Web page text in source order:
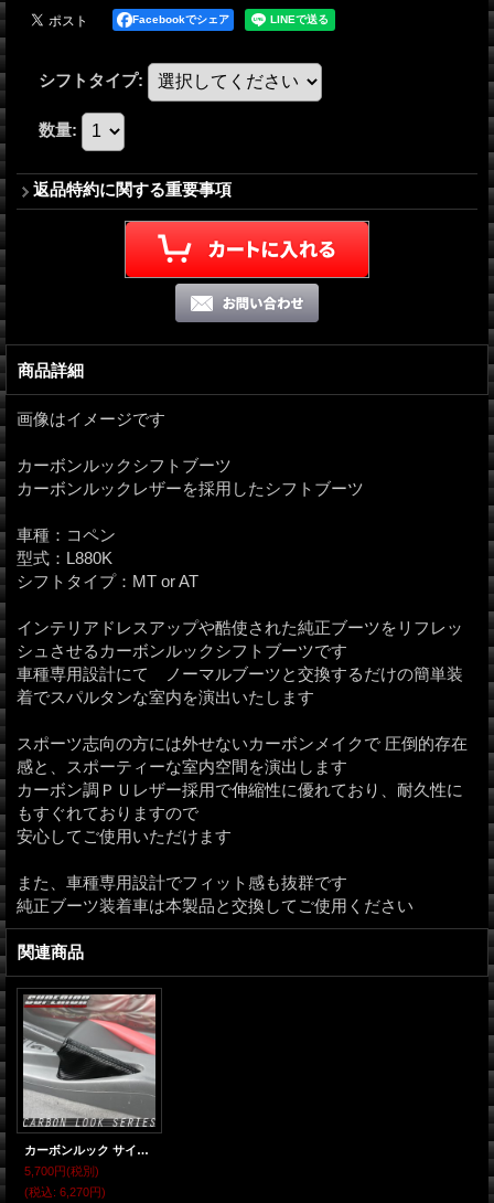
Facebookでシェア
シフトタイプ:
数量:
返品特約に関する重要事項
商品詳細
画像はイメージです
カーボンルックシフトブーツ
カーボンルックレザーを採用したシフトブーツ
車種：コペン
型式：L880K
シフトタイプ：MT or AT
インテリアドレスアップや酷使された純正ブーツをリフレッ
シュさせるカーボンルックシフトブーツです
車種専用設計にて ノーマルブーツと交換するだけの簡単装
着でスパルタンな室内を演出いたします
スポーツ志向の方には外せないカーボンメイクで 圧倒的存在
感と、スポーティーな室内空間を演出します
カーボン調ＰＵレザー採用で伸縮性に優れており、耐久性に
もすぐれておりますので
安心してご使用いただけます
また、車種専用設計でフィット感も抜群です
純正ブーツ装着車は本製品と交換してご使用ください
関連商品
カーボンルック サイドブレーキブーツ COPEN コペン L880K
5,700円(税別)
(税込: 6,270円)